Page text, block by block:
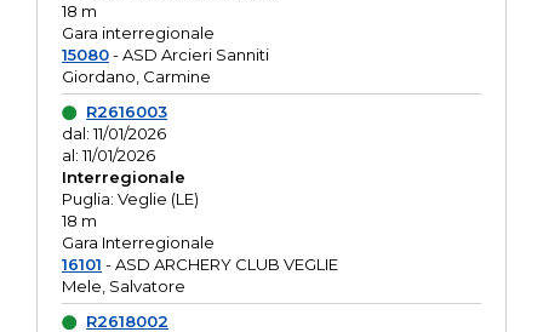
18 m
Gara interregionale
15080- ASD Arcieri Sanniti
Giordano, Carmine
R2616003
dal: 11/01/2026
al: 11/01/2026
Interregionale
Puglia: Veglie (LE)
18 m
Gara Interregionale
16101 - ASD ARCHERY CLUB VEGLIE
Mele, Salvatore
R2618002